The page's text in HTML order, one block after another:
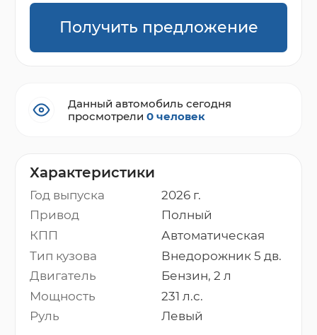
Характеристики
Год выпуска
2026 г.
Привод
Полный
КПП
Автоматическая
Тип кузова
Внедорожник 5 дв.
Двигатель
Бензин, 2 л
Мощность
231 л.с.
Руль
Левый
Получить предложение
Данный автомобиль сегодня
просмотрели0 человек